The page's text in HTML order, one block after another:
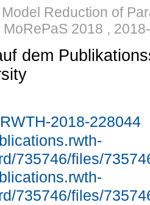
Model Reduction of
2018 ,
dem
2018-228044
735746/files/
735746/files/